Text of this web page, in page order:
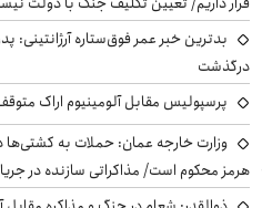
بدترین خبر عمر فوق‌ستاره آرژانتینی:
درگذشت
پرسپولیس مقابل آلومینیوم اراک
وزارت خارجه عمان: حملات به کشتی‌ها
هرمز محکوم است/ مذاکراتی سازنده در